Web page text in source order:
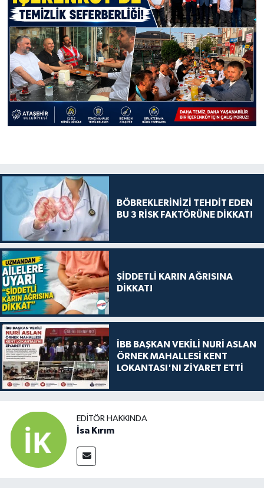
BÖBREKLERİNİZİ TEHDİT EDEN
BU 3 RİSK FAKTÖRÜNE DİKKAT!
ŞİDDETLİ KARIN AĞRISINA
DİKKAT!
İBB BAŞKAN VEKİLİ NURİ ASLAN
ÖRNEK MAHALLESİ KENT
LOKANTASI'NI ZİYARET ETTİ
EDITÖR HAKKINDA
İsa Kırım